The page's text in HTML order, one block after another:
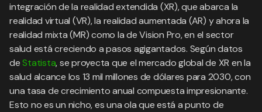
integración de la realidad extendida (XR), que abarca la
realidad virtual (VR), la realidad aumentada (AR) y ahora la
realidad mixta (MR) como la de Vision Pro, en el sector
salud está creciendo a pasos agigantados. Según datos
deStatista, se proyecta que el mercado global de XR en la
salud alcance los 13 mil millones de dólares para 2030, con
una tasa de crecimiento anual compuesta impresionante.
Esto no es un nicho, es una ola que está a punto de